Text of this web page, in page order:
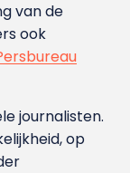
van de
ook
journalisten.
op